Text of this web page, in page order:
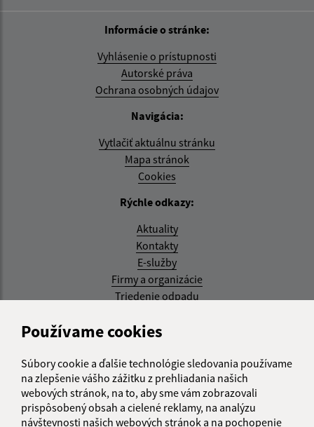
Používame cookies
Súbory cookie a ďalšie technológie sledovania používame
na zlepšenie vášho zážitku z prehliadania našich
webových stránok, na to, aby sme vám zobrazovali
prispôsobený obsah a cielené reklamy, na analýzu
návštevnosti našich webových stránok a na pochopenie
Informácie o stránke:
Vyhlásenie o prístupnosti
Autorské práva
Ochrana osobných údajov
Navigácia:
Vytlačiť aktuálnu stránku
Mapa stránok
Cookies
Rýchle odkazy:
Aktuality
Kontakty
E-služby
Firmy a organizácie
Triedenie odpadu
Aktualizované:
RSS
Správca obsahu: